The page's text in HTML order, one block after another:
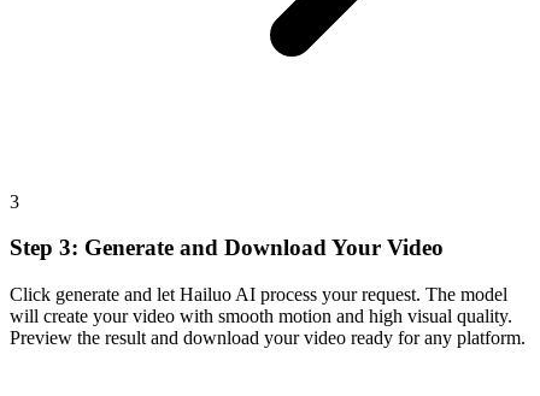
3
Step 3: Generate and Download Your Video
Click generate and let Hailuo AI process your request. The model
will create your video with smooth motion and high visual quality.
Preview the result and download your video ready for any platform.